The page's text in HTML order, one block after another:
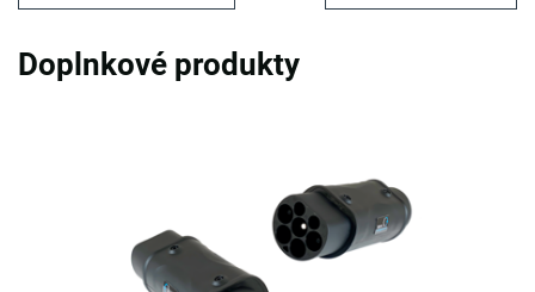
Doplnkové produkty